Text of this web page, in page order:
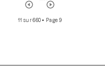
11 sur 660 • Page 9